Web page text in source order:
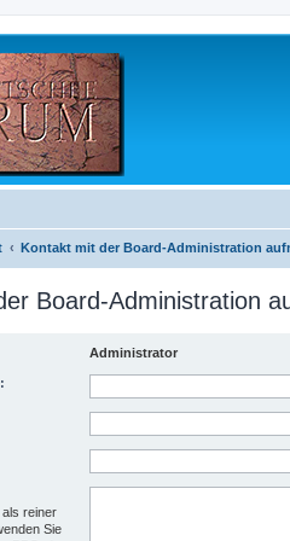
Kontakt mit der Board-Administration
Board-Administration
Administrator
reiner
Sie